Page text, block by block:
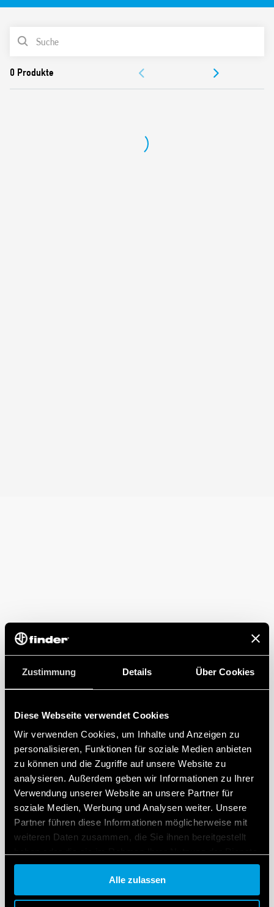
Zustimmung Details Über Cookies
Diese Webseite verwendet Cookies
Wir verwenden Cookies, um Inhalte und Anzeigen zu
personalisieren, Funktionen für soziale Medien anbieten
zu können und die Zugriffe auf unsere Website zu
analysieren. Außerdem geben wir Informationen zu Ihrer
Verwendung unserer Website an unsere Partner für
soziale Medien, Werbung und Analysen weiter. Unsere
Partner führen diese Informationen möglicherweise mit
weiteren Daten zusammen, die Sie ihnen bereitgestellt
gesammelt haben.
Cookie policy.
Alle zulassen
– (IT) Zeitschaltrelais
– (ITm) Zeitschaltrelais mit Spannungsausfallwiederherstellung
PRODUKTLISTE
ZULASSUNGEN